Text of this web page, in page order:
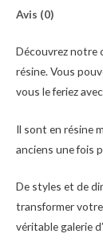
Avis (0)
Découvrez notre
résine. Vous
vous le feriez
Il sont en résine
anciens une fois
De styles et de
transformer
véritable galerie